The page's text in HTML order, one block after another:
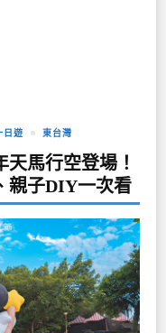
日遊 東台灣
天馬行空登場！
親子DIY一次看